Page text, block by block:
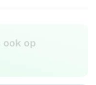
ook op